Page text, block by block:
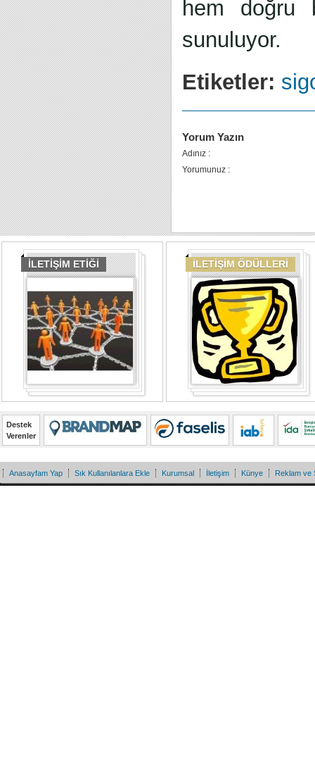
hem doğru
sunuluyor.
Etiketler:
Yorum Yazın
Adınız :
Yorumunuz :
İLETİŞİM ETİĞİ İLETİŞİM ÖDÜLLERİ
Destek
Verenler
Anasayfam Yap Sık Kullanılanlara Ekle Kurumsal İletişim Künye Reklam ve